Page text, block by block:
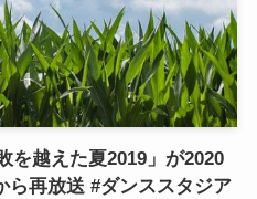
を越えた夏2019」が2020
ら再放送 #ダンススタジア